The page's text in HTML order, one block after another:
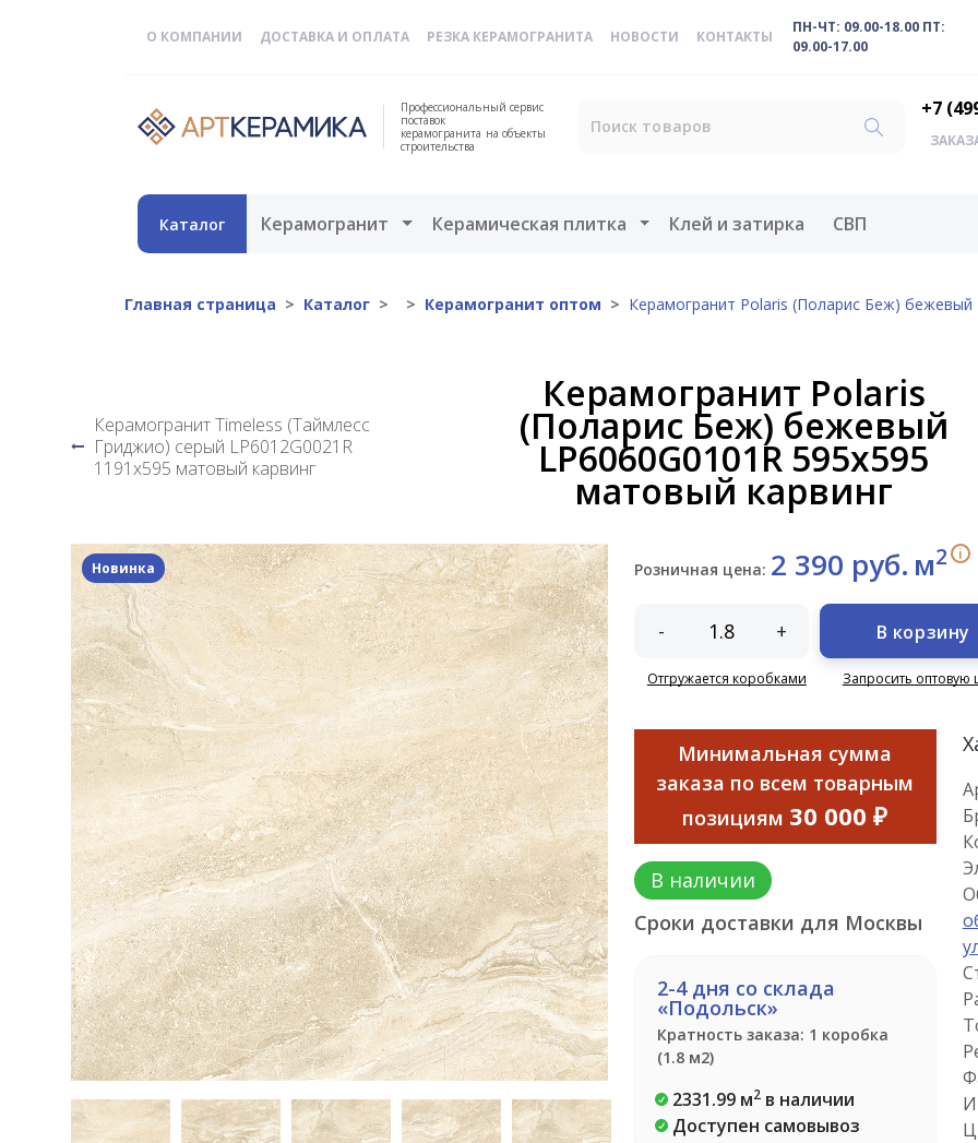
О КОМПАНИИ ДОСТАВКА И ОПЛАТА РЕЗКА КЕРАМОГРАНИТА НОВОСТИ КОНТАКТЫ
ПН-ЧТ: 09.00-18.00 ПТ:
09.00-17.00
Профессиональный сервис
поставок
керамогранита на объекты
строительства
+7
Каталог Керамогранит Открыть меню
Керамическая плитка Открыть меню
Клей и затирка СВП
Главная страница Каталог Керамогранит оптом Керамогранит Polaris (Поларис Беж) бежевый
Керамогранит Timeless (Таймлесс
Гриджио) серый LP6012G0021R
1191х595 матовый карвинг
Керамогранит Polaris
(Поларис Беж) бежевый
LP6060G0101R 595х595
матовый карвинг
Новинка Розничная цена: 2 390 руб. м2 i
- +
Отгружается коробками
В корзину
Запросить оптовую
Минимальная сумма
заказа по всем товарным
позициям 30 000 ₽
В наличии
Сроки доставки для Москвы
2-4 дня со склада
«Подольск»
Кратность заказа: 1 коробка
(1.8 м2)
2331.99 м2в наличии
Доступен самовывоз